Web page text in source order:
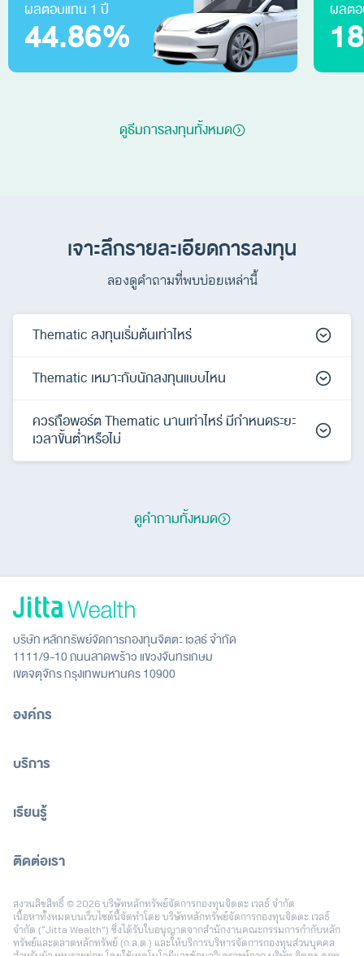
ผลตอบแทน 1 ปี
44.86%
ผลต
ดูธีมการลงทุนทั้งหมด
เจาะลึกรายละเอียดการลงทุน
ลองดูคำถามที่พบบ่อยเหล่านี้
Thematic ลงทุนเริ่มต้นเท่าไหร่
Thematic เหมาะกับนักลงทุนแบบไหน
ควรถือพอร์ต Thematic นานเท่าไหร่ มีกำหนดระยะ
เวลาขั้นต่ำหรือไม่
ดูคำถามทั้งหมด
บริษัท หลักทรัพย์จัดการกองทุนจิตตะ เวลธ์ จำกัด
1111/9-10 ถนนลาดพร้าว แขวงจันทรเกษม
เขตจตุจักร กรุงเทพมหานคร 10900
องค์กร
บริการ
เรียนรู้
ติดต่อเรา
สงวนลิขสิทธิ์ © 2026 บริษัทหลักทรัพย์จัดการกองทุนจิตตะ เวลธ์ จำกัด
เนื้อหาทั้งหมดบนเว็บไซต์นี้จัดทำโดย บริษัทหลักทรัพย์จัดการกองทุนจิตตะ เวลธ์
จำกัด (“Jitta Wealth”) ซึ่งได้รับใบอนุญาตจากสำนักงานคณะกรรมการกำกับหลัก
ทรัพย์และตลาดหลักทรัพย์ (ก.ล.ต.) และให้บริการบริหารจัดการกองทุนส่วนบุคคล